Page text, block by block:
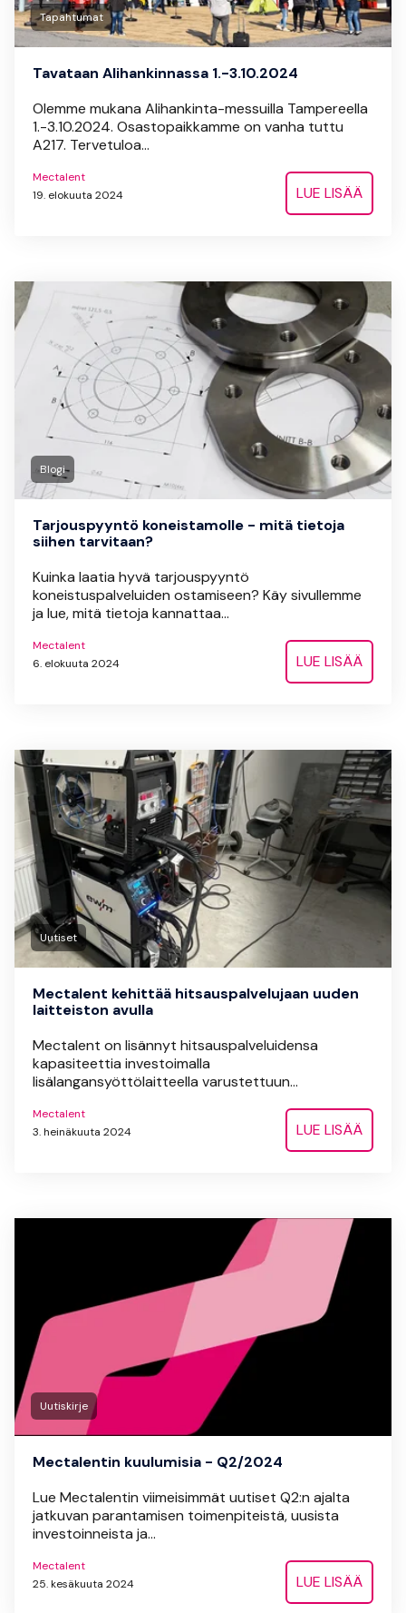
Tapahtumat
Tavataan Alihankinnassa 1.-3.10.2024
Olemme mukana Alihankinta-messuilla Tampereella
1.-3.10.2024. Osastopaikkamme on vanha tuttu
A217. Tervetuloa...
Mectalent
19. elokuuta 2024
LUE LISÄÄ
Blogi
Tarjouspyyntö koneistamolle - mitä tietoja
siihen tarvitaan?
Kuinka laatia hyvä tarjouspyyntö
koneistuspalveluiden ostamiseen? Käy sivullemme
ja lue, mitä tietoja kannattaa...
Mectalent
6. elokuuta 2024
LUE LISÄÄ
Uutiset
Mectalent kehittää hitsauspalvelujaan uuden
laitteiston avulla
Mectalent on lisännyt hitsauspalveluidensa
kapasiteettia investoimalla
lisälangansyöttölaitteella varustettuun...
Mectalent
3. heinäkuuta 2024
LUE LISÄÄ
Uutiskirje
Mectalentin kuulumisia - Q2/2024
Lue Mectalentin viimeisimmät uutiset Q2:n ajalta
jatkuvan parantamisen toimenpiteistä, uusista
investoinneista ja...
Mectalent
25. kesäkuuta 2024
LUE LISÄÄ